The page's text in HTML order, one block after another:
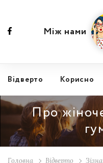
Відвертo Корисно
Між нами
Про
Головна Відвертo